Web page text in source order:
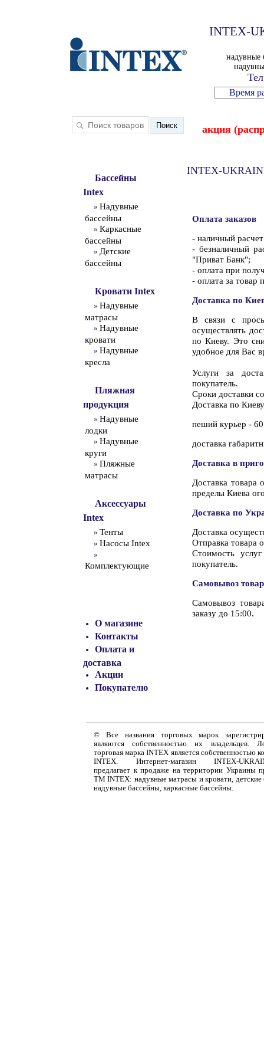
INTEX-
надувные
Время
акция
Бассейны
Intex
» Надувные
бассейны
» Каркасные
бассейны
» Детские
бассейны
Кровати Intex
» Надувные
матрасы
» Надувные
кровати
» Надувные
кресла
Пляжная
продукция
» Надувные
лодки
» Надувные
круги
» Пляжные
матрасы
Аксессуары
Intex
» Тенты
» Насосы Intex
»
Комплектующие
О магазине
Контакты
Оплата и
доставка
Акции
Покупателю
INTEX-
Оплата заказов
- наличный
- безналичный
"Приват Банк";
- оплата при
- оплата за товар
Доставка по
В связи с
осуществлять
по Киеву. Это
удобное для Вас
Услуги за
покупатель.
Сроки доставки
Доставка по
пеший курьер -
доставка
Доставка в
Доставка товара
пределы Киева
Доставка по
Доставка
Отправка товара
Стоимость
покупатель.
Самовывоз
Самовывоз
заказу до 15:00.
© Все названия торговых марок
являются собственностью их владельцев.
торговая марка INTEX является собственностью
INTEX. Интернет-магазин INTEX-
предлагает к продаже на территории Украины
ТМ INTEX: надувные матрасы и кровати, детские
надувные бассейны, каркасные бассейны.